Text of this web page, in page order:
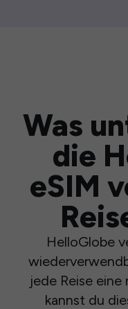
Was
die
eSIM
HelloGlobe
jede Reise eine
kannst du